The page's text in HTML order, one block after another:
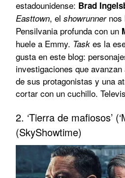
estadounidense: Brad
Easttown, el showrunnernos
Pensilvania profunda con un
huele a Emmy. Task es la
gusta en este blog:
investigaciones que
de sus protagonistas y una
cortar con un cuchillo.
2. ‘Tierra de mafiosos’
(SkyShowtime)